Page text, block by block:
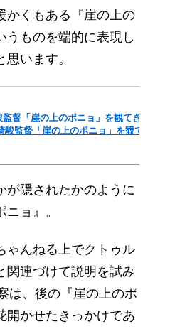
かくもある『崖の上の
うものを端的に表現し
います。
督「崖の上のポニョ」を観てきた
が隠されたかのように
ョ』。
ゃんねる上でクトゥル
関連づけて説明を試み
は、後の『崖の上のポ
開かせたきっかけであ